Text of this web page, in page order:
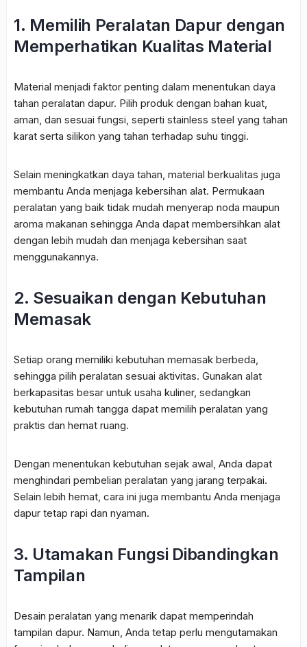
1. Memilih Peralatan Dapur dengan
Memperhatikan Kualitas Material
Material menjadi faktor penting dalam menentukan daya
tahan peralatan dapur. Pilih produk dengan bahan kuat,
aman, dan sesuai fungsi, seperti stainless steel yang tahan
karat serta silikon yang tahan terhadap suhu tinggi.
Selain meningkatkan daya tahan, material berkualitas juga
membantu Anda menjaga kebersihan alat. Permukaan
peralatan yang baik tidak mudah menyerap noda maupun
aroma makanan sehingga Anda dapat membersihkan alat
dengan lebih mudah dan menjaga kebersihan saat
menggunakannya.
2. Sesuaikan dengan Kebutuhan
Memasak
Setiap orang memiliki kebutuhan memasak berbeda,
sehingga pilih peralatan sesuai aktivitas. Gunakan alat
berkapasitas besar untuk usaha kuliner, sedangkan
kebutuhan rumah tangga dapat memilih peralatan yang
praktis dan hemat ruang.
Dengan menentukan kebutuhan sejak awal, Anda dapat
menghindari pembelian peralatan yang jarang terpakai.
Selain lebih hemat, cara ini juga membantu Anda menjaga
dapur tetap rapi dan nyaman.
3. Utamakan Fungsi Dibandingkan
Tampilan
Desain peralatan yang menarik dapat memperindah
tampilan dapur. Namun, Anda tetap perlu mengutamakan